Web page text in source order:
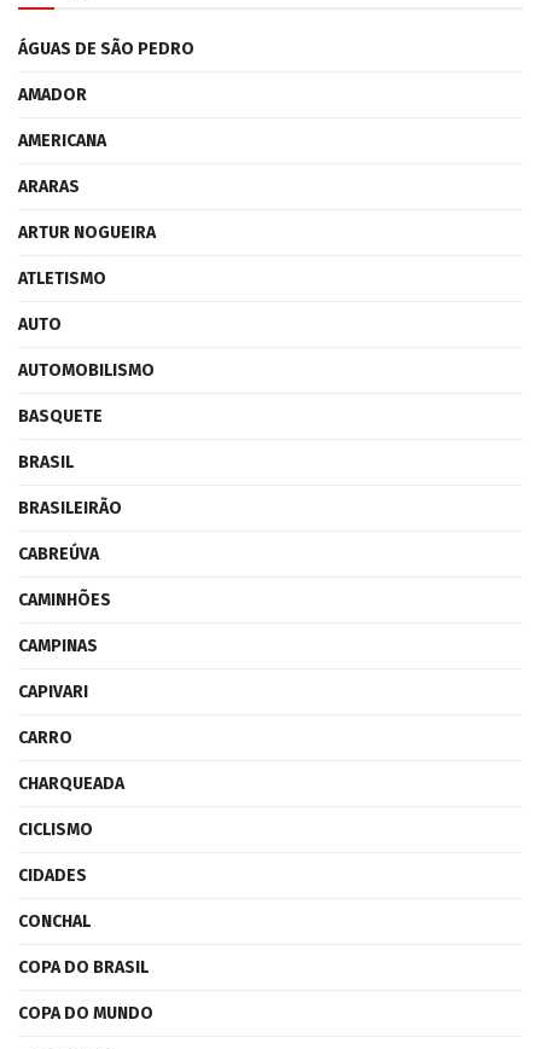
ÁGUAS DE SÃO PEDRO
AMADOR
AMERICANA
ARARAS
ARTUR NOGUEIRA
ATLETISMO
AUTO
AUTOMOBILISMO
BASQUETE
BRASIL
BRASILEIRÃO
CABREÚVA
CAMINHÕES
CAMPINAS
CAPIVARI
CARRO
CHARQUEADA
CICLISMO
CIDADES
CONCHAL
COPA DO BRASIL
COPA DO MUNDO